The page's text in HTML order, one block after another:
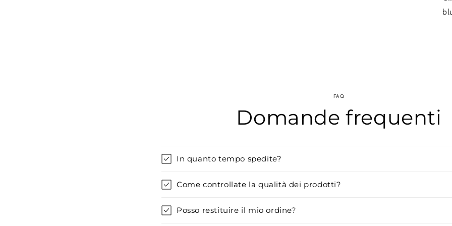
FAQ
Domande frequenti
In quanto tempo spedite?
Come controllate la qualità dei prodotti?
Posso restituire il mio ordine?